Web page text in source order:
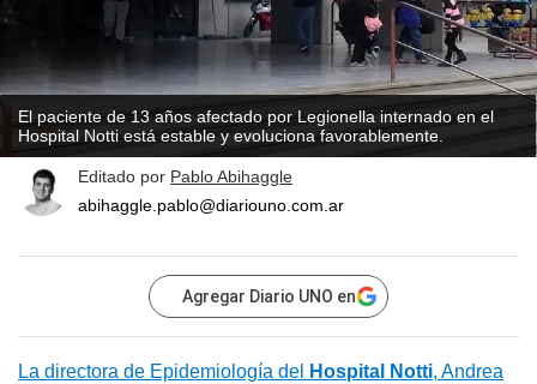
El paciente de 13 años afectado por Legionella internado en el
Hospital Notti está estable y evoluciona favorablemente.
Editado por Pablo Abihaggle
abihaggle.pablo@diariouno.com.ar
Agregar Diario UNO en
La directora de Epidemiología del Hospital Notti, Andrea